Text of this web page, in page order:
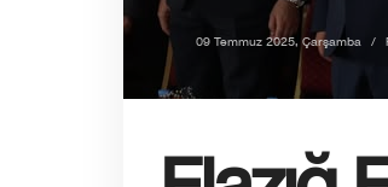
09 Temmuz 2025, Çarşamba /